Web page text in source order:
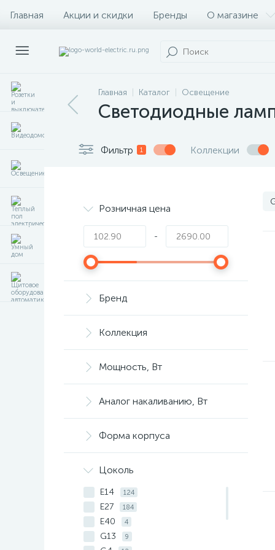
Главная Акции и скидки Бренды О магазине
Главная Каталог Освещение
Светодиодные
Фильтр 1 Коллекции
Розничная цена
-
Бренд
Коллекция
Мощность, Вт
Аналог накаливанию, Вт
Форма корпуса
Цоколь
E14 124
E27 184
E40 4
G13 9